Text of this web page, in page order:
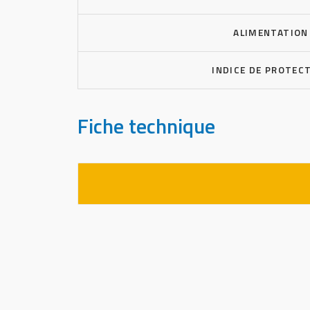
ALIMENTATION
INDICE DE
Fiche technique